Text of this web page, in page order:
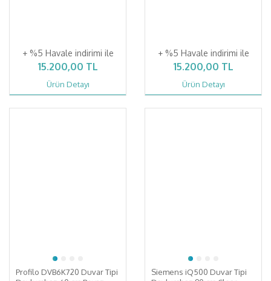
+ %5 Havale indirimi ile
15.200,00 TL
Ürün Detayı
+ %5 Havale indirimi ile
15.200,00 TL
Ürün Detayı
Profilo DVB6K720 Duvar Tipi
Siemens iQ500 Duvar Tipi